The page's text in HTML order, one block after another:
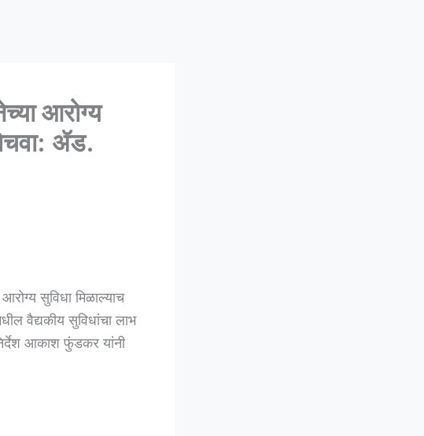
आरोग्य
ॲड.
सुविधा मिळाल्याच
वैद्यकीय सुविधांचा लाभ
निर्देश आकाश फुंडकर यांनी